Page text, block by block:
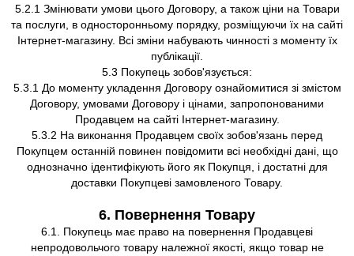
5.2.1 Змінювати умови цього Договору, а також ціни на Товари
та послуги, в односторонньому порядку, розміщуючи їх на сайті
Інтернет-магазину. Всі зміни набувають чинності з моменту їх
публікації.
5.3 Покупець зобов'язується:
5.3.1 До моменту укладення Договору ознайомитися зі змістом
Договору, умовами Договору і цінами, запропонованими
Продавцем на сайті Інтернет-магазину.
5.3.2 На виконання Продавцем своїх зобов'язань перед
Покупцем останній повинен повідомити всі необхідні дані, що
однозначно ідентифікують його як Покупця, і достатні для
доставки Покупцеві замовленого Товару.
6. Повернення Товару
6.1. Покупець має право на повернення Продавцеві
непродовольчого товару належної якості, якщо товар не